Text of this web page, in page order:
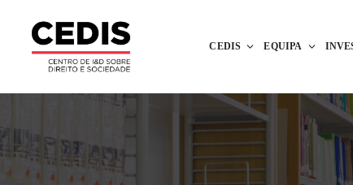
CEDIS EQUIPA